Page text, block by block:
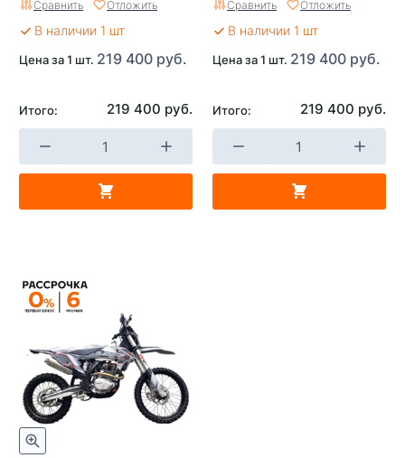
Сравнить Отложить
В наличии 1 шт
Цена за 1 шт. 219 400 руб.
Итого: 219 400 руб.
Сравнить Отложить
В наличии 1 шт
Цена за 1 шт. 219 400 руб.
Итого: 219 400 руб.